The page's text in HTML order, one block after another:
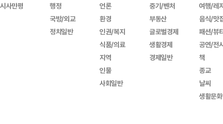
시사만평
행정
국방/외교
정치일반
언론
환경
인권/복지
식품/의료
지역
인물
사회일반
중기/벤처
부동산
글로벌경제
생활경제
경제일반
여행/레
음식/맛
패션/뷰
공연/전
책
종교
날씨
생활문